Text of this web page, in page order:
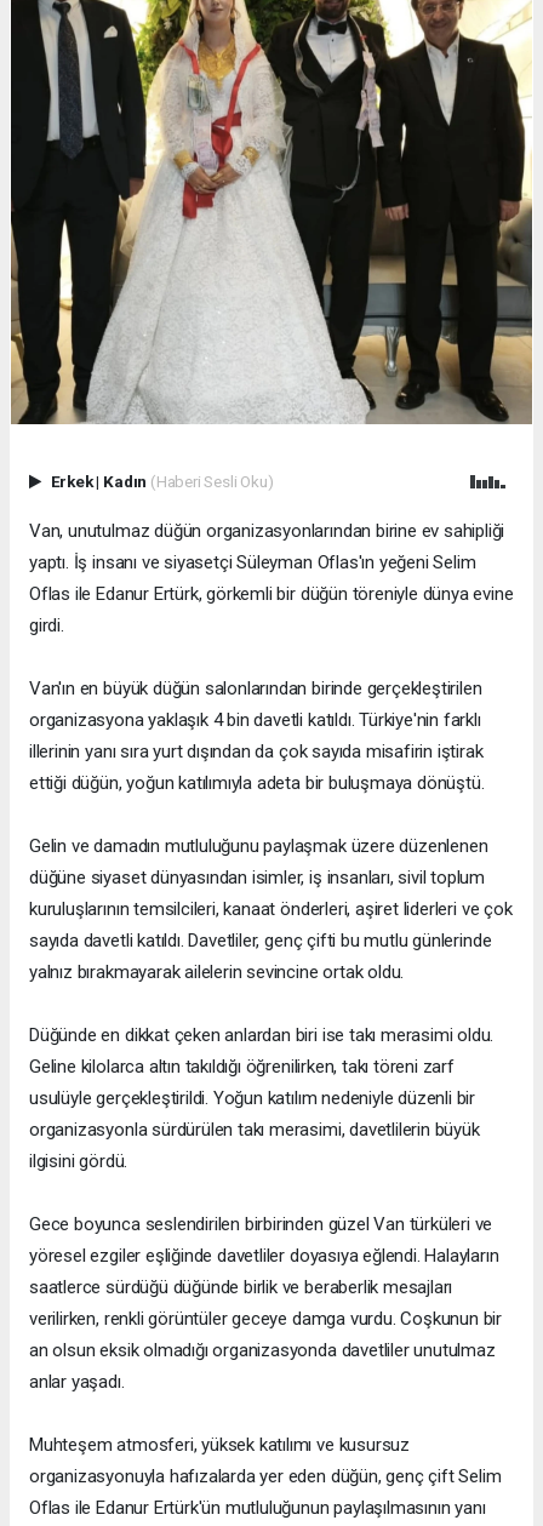
Erkek| Kadın (Haberi Sesli Oku)
Van, unutulmaz düğün organizasyonlarından birine ev sahipliği
yaptı. İş insanı ve siyasetçi Süleyman Oflas'ın yeğeni Selim
Oflas ile Edanur Ertürk, görkemli bir düğün töreniyle dünya evine
girdi.
Van'ın en büyük düğün salonlarından birinde gerçekleştirilen
organizasyona yaklaşık 4 bin davetli katıldı. Türkiye'nin farklı
illerinin yanı sıra yurt dışından da çok sayıda misafirin iştirak
ettiği düğün, yoğun katılımıyla adeta bir buluşmaya dönüştü.
Gelin ve damadın mutluluğunu paylaşmak üzere düzenlenen
düğüne siyaset dünyasından isimler, iş insanları, sivil toplum
kuruluşlarının temsilcileri, kanaat önderleri, aşiret liderleri ve çok
sayıda davetli katıldı. Davetliler, genç çifti bu mutlu günlerinde
yalnız bırakmayarak ailelerin sevincine ortak oldu.
Düğünde en dikkat çeken anlardan biri ise takı merasimi oldu.
Geline kilolarca altın takıldığı öğrenilirken, takı töreni zarf
usulüyle gerçekleştirildi. Yoğun katılım nedeniyle düzenli bir
organizasyonla sürdürülen takı merasimi, davetlilerin büyük
ilgisini gördü.
Gece boyunca seslendirilen birbirinden güzel Van türküleri ve
yöresel ezgiler eşliğinde davetliler doyasıya eğlendi. Halayların
saatlerce sürdüğü düğünde birlik ve beraberlik mesajları
verilirken, renkli görüntüler geceye damga vurdu. Coşkunun bir
an olsun eksik olmadığı organizasyonda davetliler unutulmaz
anlar yaşadı.
Muhteşem atmosferi, yüksek katılımı ve kusursuz
organizasyonuyla hafızalarda yer eden düğün, genç çift Selim
Oflas ile Edanur Ertürk'ün mutluluğunun paylaşılmasının yanı